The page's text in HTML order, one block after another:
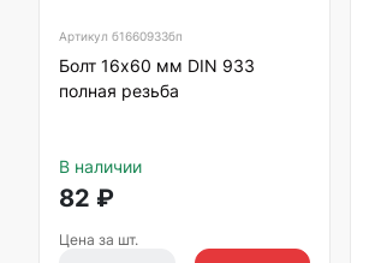
Артикул б1660933бп
Болт 16х60 мм DIN 933
полная резьба
В наличии
82 ₽
Цена за шт.